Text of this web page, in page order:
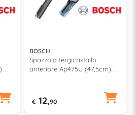
BOSCH
Spazzola tergicristallo
anteriore Ap475U (47,5cm)
€ 12,90